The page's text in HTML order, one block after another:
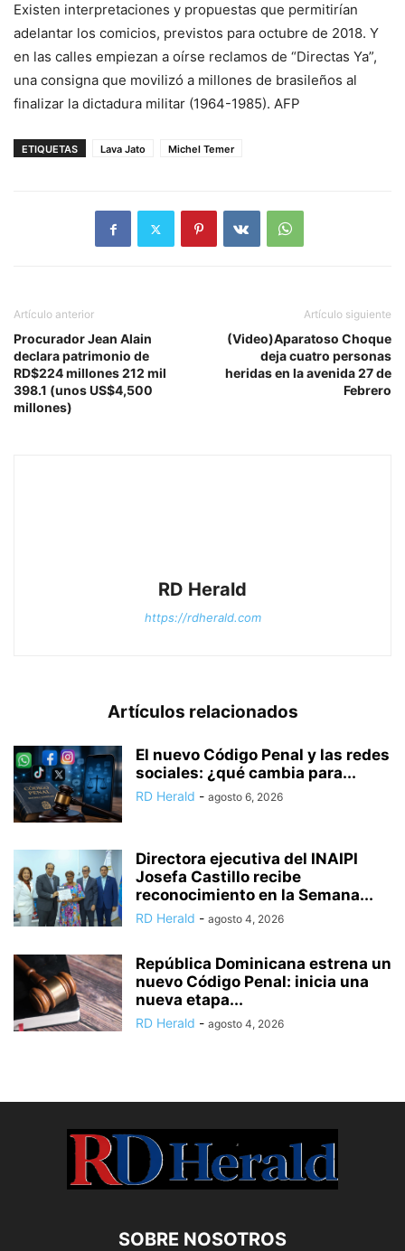
Existen interpretaciones y propuestas que permitirían
adelantar los comicios, previstos para octubre de 2018. Y
en las calles empiezan a oírse reclamos de “Directas Ya”,
una consigna que movilizó a millones de brasileños al
finalizar la dictadura militar (1964-1985). AFP
ETIQUETAS Lava Jato Michel Temer
Artículo anterior
Procurador Jean Alain
declara patrimonio de
RD$224 millones 212 mil
398.1 (unos US$4,500
millones)
Artículo siguiente
(Video)Aparatoso Choque
deja cuatro personas
heridas en la avenida 27 de
Febrero
RD Herald
https://rdherald.com
Artículos relacionados
El nuevo Código Penal y las redes
sociales: ¿qué cambia para...
RD Herald - agosto 6, 2026
Directora ejecutiva del INAIPI
Josefa Castillo recibe
reconocimiento en la Semana...
RD Herald - agosto 4, 2026
República Dominicana estrena un
nuevo Código Penal: inicia una
nueva etapa...
RD Herald - agosto 4, 2026
SOBRE NOSOTROS